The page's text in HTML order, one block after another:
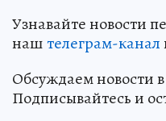
Узнавайте новости
наштелеграм-канал
Обсуждаем новости
Подписывайтесь и